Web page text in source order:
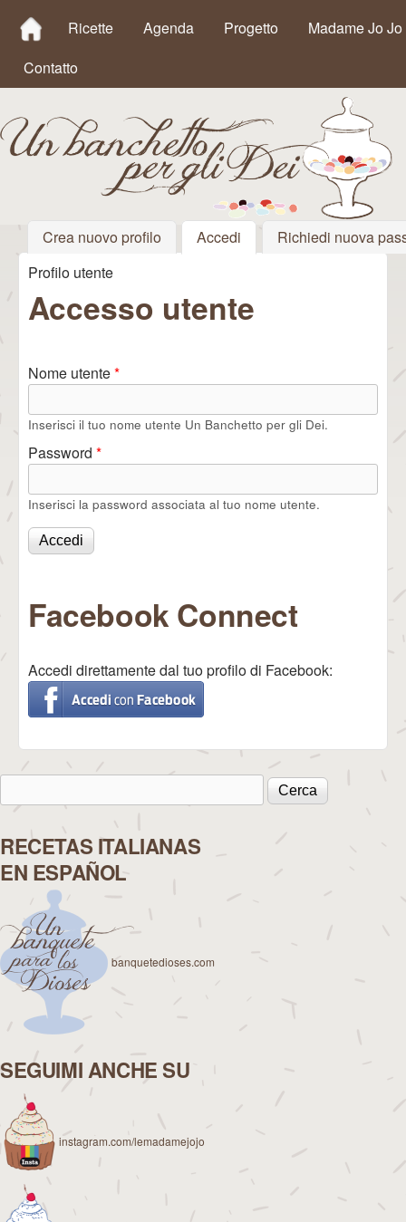
MAIN MENU
Ricette Agenda Progetto
Madame Jo Jo
Contatto
Un
Banchetto
Crea nuovo profilo Accedi (scheda attiva)
Richiedi nuova
Tu sei qui
Profilo utente
Accesso utente
Nome utente*
Inserisci il tuo nome utente Un Banchetto per gli Dei.
Password *
Inserisci la password associata al tuo nome utente.
Facebook Connect
Accedi direttamente dal tuo profilo di Facebook:
Form di ricerca
RECETAS ITALIANAS
EN ESPAÑOL
banquetedioses.com
SEGUIMI ANCHE SU
instagram.com/lemadamejojo